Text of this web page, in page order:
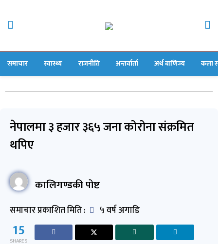
समाचार स्वास्थ्य राजनीति अन्तर्वार्ता अर्थ बाणिज्य कला
नेपालमा ३ हजार ३६५ जना कोरोना संक्रमित
थपिए
कालिगण्डकी पोष्ट
समाचार प्रकाशित मिति : ५ वर्ष अगाडि
15
SHARES